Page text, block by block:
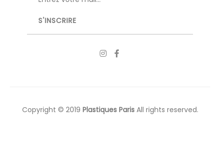
Copyright © 2019 Plastiques ParisAll rights reserved.